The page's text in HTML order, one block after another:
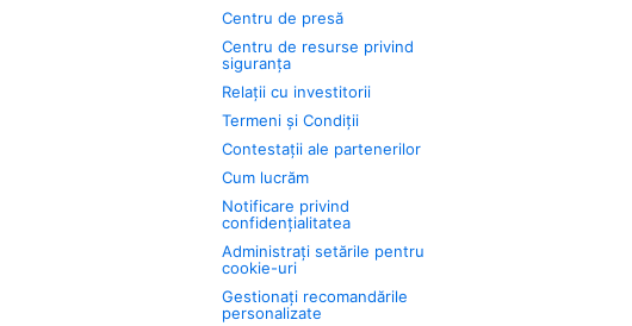
Centru de presă
Centru de resurse privind
siguranța
Relații cu investitorii
Termeni și Condiții
Contestații ale partenerilor
Cum lucrăm
Notificare privind
confidențialitatea
Administrați setările pentru
cookie-uri
Gestionați recomandările
personalizate